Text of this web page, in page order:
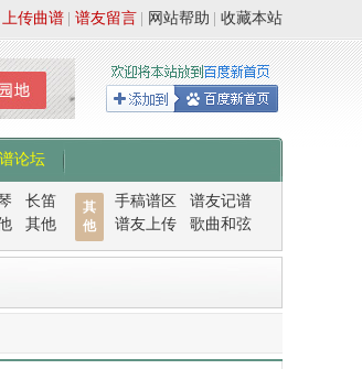
收藏本站
网站帮助
谱友留言
上传曲谱
论坛
长笛
其他
其
他
手稿谱区
谱友记谱
谱友上传
歌曲和弦